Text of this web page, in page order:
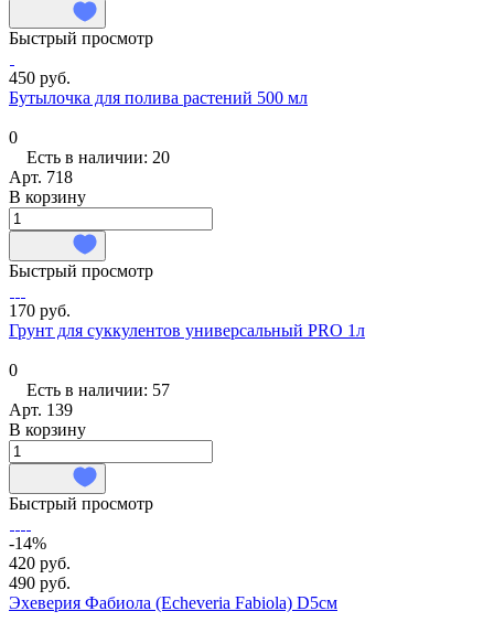
Быстрый просмотр
450 руб.
Бутылочка для полива растений 500 мл
0
Есть в наличии: 20
Арт. 718
В корзину
Быстрый просмотр
170 руб.
Грунт для суккулентов универсальный PRO 1л
0
Есть в наличии: 57
Арт. 139
В корзину
Быстрый просмотр
-14%
420 руб.
490 руб.
Эхеверия Фабиола (Echeveria Fabiola) D5см